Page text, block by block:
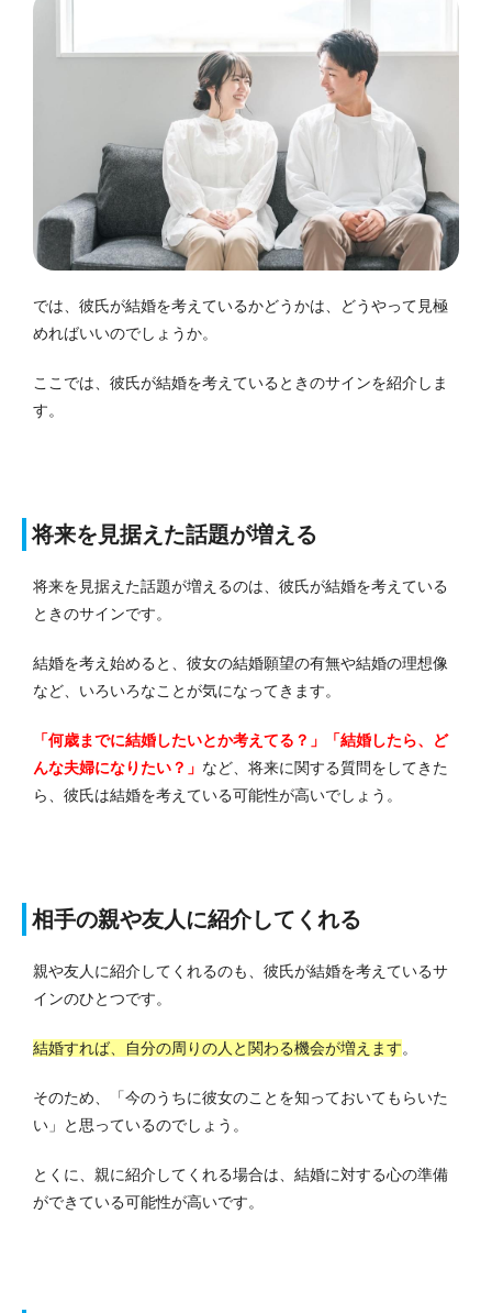
では、彼氏が結婚を考えているかどうかは、どうやって見極
めればいいのでしょうか。
ここでは、彼氏が結婚を考えているときのサインを紹介しま
す。
将来を見据えた話題が増える
将来を見据えた話題が増えるのは、彼氏が結婚を考えている
ときのサインです。
結婚を考え始めると、彼女の結婚願望の有無や結婚の理想像
など、いろいろなことが気になってきます。
「何歳までに結婚したいとか考えてる？」「結婚したら、ど
んな夫婦になりたい？」 など、将来に関する質問をしてきた
ら、彼氏は結婚を考えている可能性が高いでしょう。
相手の親や友人に紹介してくれる
親や友人に紹介してくれるのも、彼氏が結婚を考えているサ
インのひとつです。
結婚すれば、自分の周りの人と関わる機会が増えます。
そのため、「今のうちに彼女のことを知っておいてもらいた
い」と思っているのでしょう。
とくに、親に紹介してくれる場合は、結婚に対する心の準備
ができている可能性が高いです。